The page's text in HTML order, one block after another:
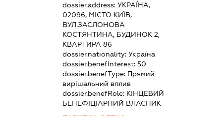
dossier.address:УКРАЇНА,
02096, МІСТО КИЇВ,
ВУЛ.ЗАСЛОНОВА
КОСТЯНТИНА, БУДИНОК 2,
КВАРТИРА 86
dossier.nationality:Україна
dossier.benefInterest:50
dossier.benefType: Прямий
вирішальний вплив
dossier.benefRole: КІНЦЕВИЙ
БЕНЕФІЦІАРНИЙ ВЛАСНИК